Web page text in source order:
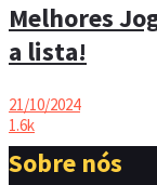
Melhores
a lista!
21/10/2024
1.6k
Sobre nós